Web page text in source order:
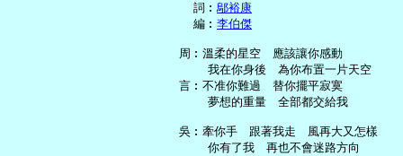
     詞︰
鄔裕康
     編︰
李伯傑
   周︰溫柔的星空　應該讓你感動
       我在你身後　為你布置一片天空
   言︰不准你難過　替你擺平寂寞
       夢想的重量　全部都交給我
   吳︰牽你手　跟著我走　風再大又怎樣
       你有了我　再也不會迷路方向